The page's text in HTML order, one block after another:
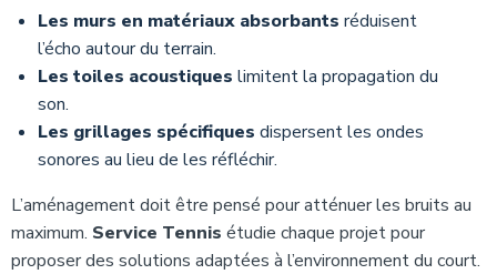
Les murs en matériaux absorbants réduisent
l’écho autour du terrain.
Les toiles acoustiques limitent la propagation du
son.
Les grillages spécifiques dispersent les ondes
sonores au lieu de les réfléchir.
L’aménagement doit être pensé pour atténuer les bruits au
maximum. Service Tennis étudie chaque projet pour
proposer des solutions adaptées à l’environnement du court.